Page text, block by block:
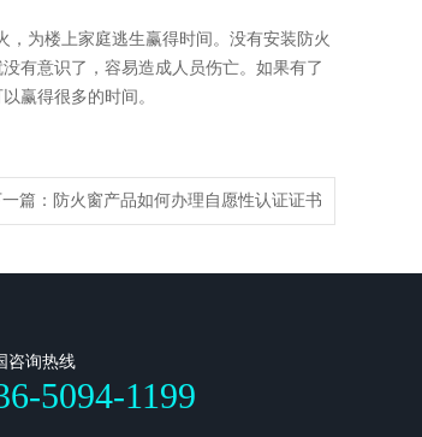
为楼上家庭逃生赢得时间。没有安装防火
有意识了，容易造成人员伤亡。如果有了
赢得很多的时间。
篇： 防火窗产品如何办理自愿性认证证书
咨询热线
5094-1199